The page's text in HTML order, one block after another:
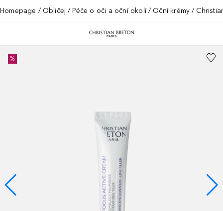
Homepage Obličej Péče o oči a oční okolí Oční krémy
%